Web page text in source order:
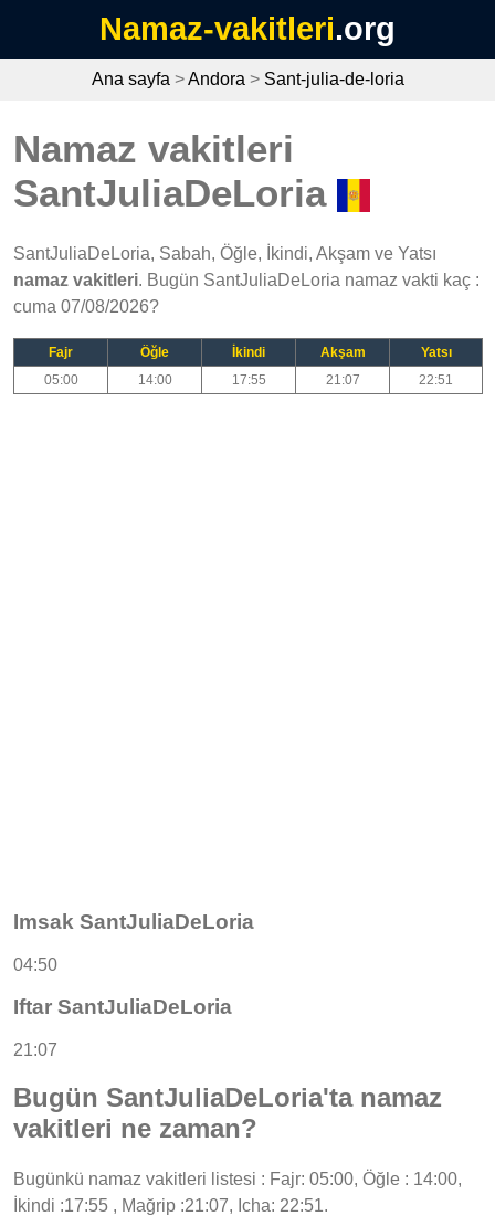
Namaz-vakitleri.org
Ana sayfa >Andora > Sant-julia-de-loria
Namaz vakitleri
SantJuliaDeLoria
SantJuliaDeLoria, Sabah, Öğle, İkindi, Akşam ve Yatsı
namaz vakitleri. Bugün SantJuliaDeLoria namaz vakti kaç :
cuma 07/08/2026?
Fajr Öğle İkindi Akşam
Yatsı
05:00
14:00 17:55 21:07 22:51
Imsak SantJuliaDeLoria
04:50
Iftar SantJuliaDeLoria
21:07
Bugün SantJuliaDeLoria'ta namaz
vakitleri ne zaman?
Bugünkü namaz vakitleri listesi : Fajr: 05:00, Öğle : 14:00,
İkindi :17:55 , Mağrip :21:07, Icha: 22:51.